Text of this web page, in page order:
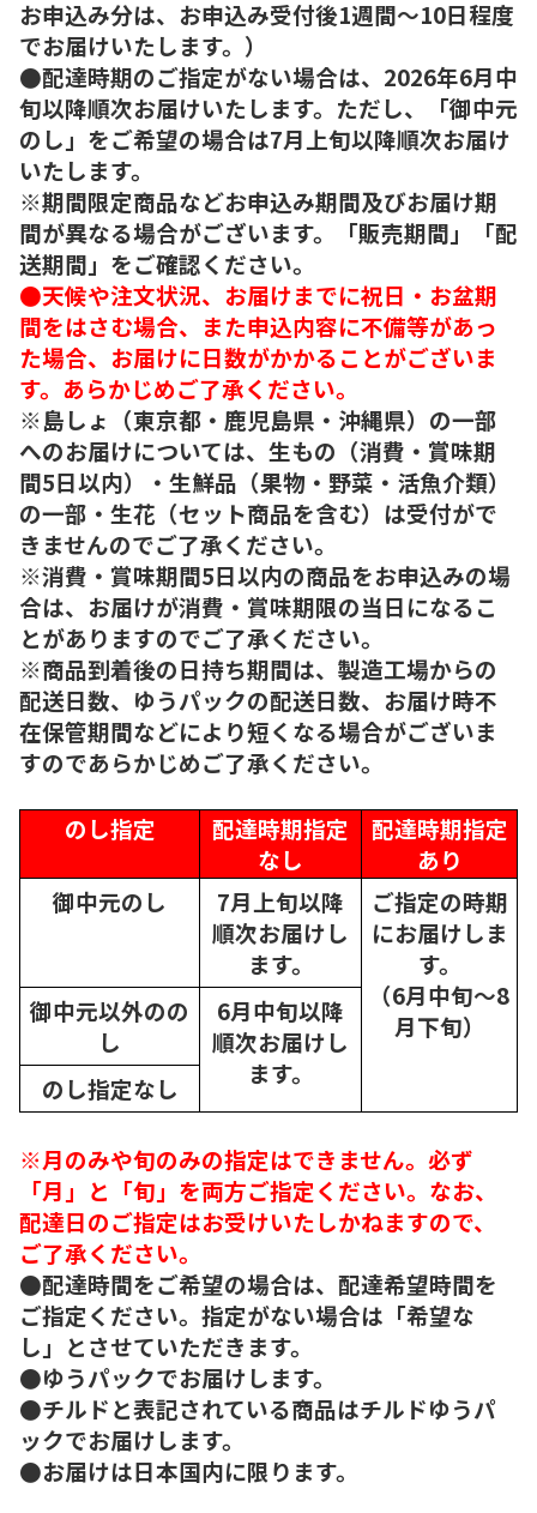
お申込み分は、お申込み受付後1週間～10日程度
でお届けいたします。）
●配達時期のご指定がない場合は、2026年6月中
旬以降順次お届けいたします。ただし、「御中元
のし」をご希望の場合は7月上旬以降順次お届け
いたします。
※期間限定商品などお申込み期間及びお届け期
間が異なる場合がございます。「販売期間」「配
送期間」をご確認ください。
●天候や注文状況、お届けまでに祝日・お盆期
間をはさむ場合、また申込内容に不備等があっ
た場合、お届けに日数がかかることがございま
す。あらかじめご了承ください。
※島しょ（東京都・鹿児島県・沖縄県）の一部
へのお届けについては、生もの（消費・賞味期
間5日以内）・生鮮品（果物・野菜・活魚介類）
の一部・生花（セット商品を含む）は受付がで
きませんのでご了承ください。
※消費・賞味期間5日以内の商品をお申込みの場
合は、お届けが消費・賞味期限の当日になるこ
とがありますのでご了承ください。
※商品到着後の日持ち期間は、製造工場からの
配送日数、ゆうパックの配送日数、お届け時不
在保管期間などにより短くなる場合がございま
すのであらかじめご了承ください。
のし指定
配達時期指定
なし
配達時期指定
あり
御中元のし
7月上旬以降
順次お届けし
ます。
ご指定の時期
にお届けしま
す。
（6月中旬～8
月下旬）
御中元以外のの
し
6月中旬以降
順次お届けし
ます。
のし指定なし
※月のみや旬のみの指定はできません。必ず
「月」と「旬」を両方ご指定ください。なお、
配達日のご指定はお受けいたしかねますので、
ご了承ください。
●配達時間をご希望の場合は、配達希望時間を
ご指定ください。指定がない場合は「希望な
し」とさせていただきます。
●ゆうパックでお届けします。
●チルドと表記されている商品はチルドゆうパ
ックでお届けします。
●お届けは日本国内に限ります。